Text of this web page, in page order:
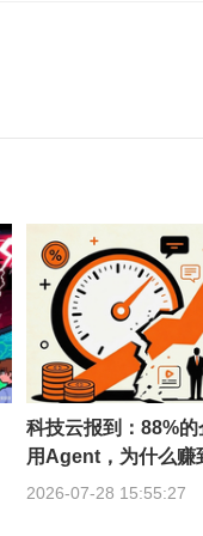
科技云报到：88%
用Agent，为什么赚
到一成？
2026-07-28 15:55:27